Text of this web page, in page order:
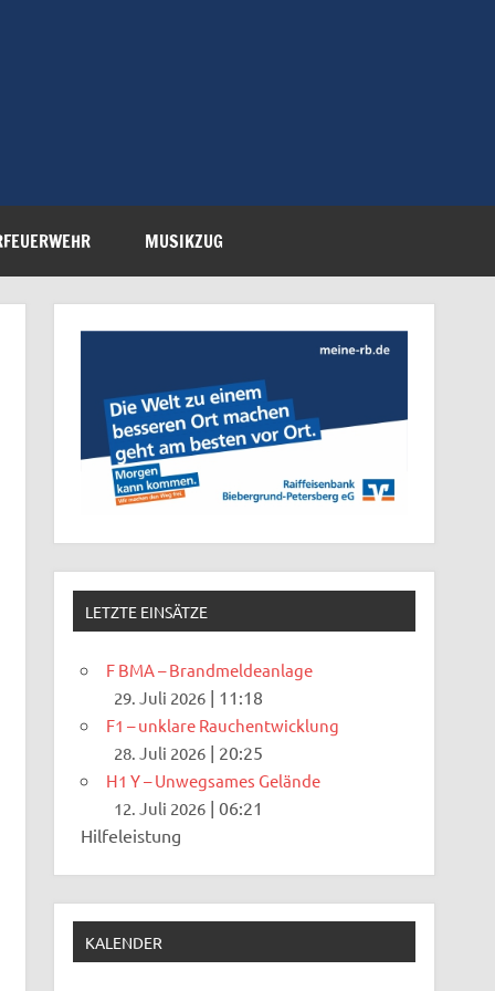
MUSIKZUG
LETZTE EINSÄTZE
F BMA – Brandmeldeanlage
29. Juli 2026 | 11:18
F1 – unklare Rauchentwicklung
28. Juli 2026 | 20:25
H1 Y – Unwegsames Gelände
12. Juli 2026 |06:21
Hilfeleistung
KALENDER